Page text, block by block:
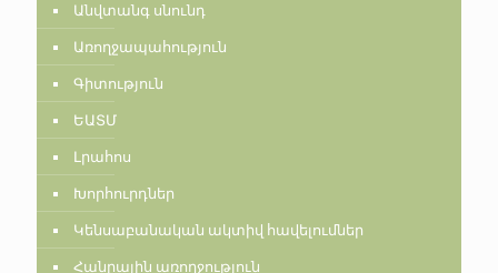
Անվտանգ սնունդ
Առողջապահություն
Գիտություն
ԵԱՏՄ
Լրահոս
Խորհուրդներ
Կենսաբանական ակտիվ հավելումներ
Հանրային առողջություն